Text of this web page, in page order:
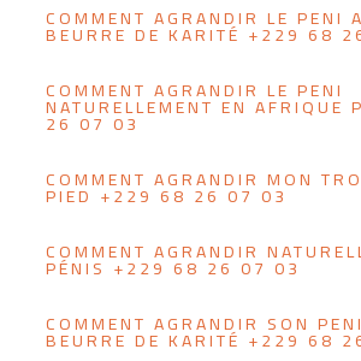
COMMENT AGRANDIR LE PENI
BEURRE DE KARITÉ +229 68
COMMENT AGRANDIR LE PENI
NATURELLEMENT EN
26 07 03
COMMENT AGRANDIR MON
PIED +229 68 26 07 03
COMMENT AGRANDIR
PÉNIS +229 68 26 07 03
COMMENT AGRANDIR SON
BEURRE DE KARITÉ +229 68